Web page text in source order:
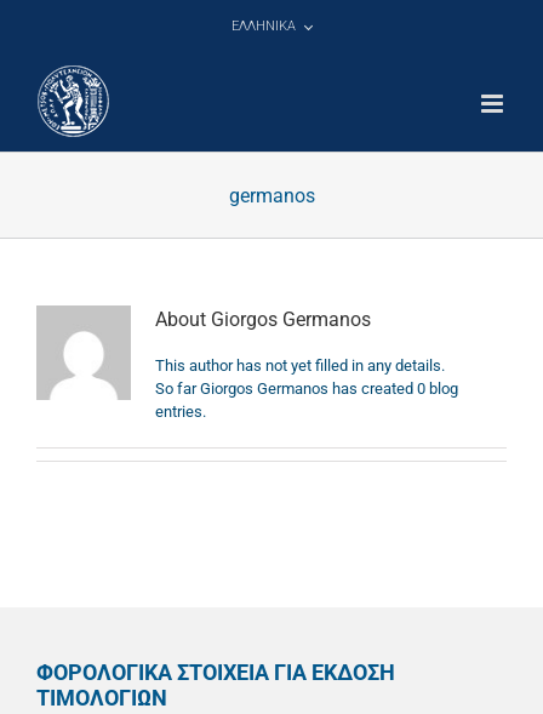
ΕΛΛΗΝΙΚΑ
germanos
About Giorgos Germanos
This author has not yet filled in any details.
So far Giorgos Germanos has created 0 blog
entries.
ΦΟΡΟΛΟΓΙΚΑ ΣΤΟΙΧΕΙΑ ΓΙΑ ΕΚΔΟΣΗ
ΤΙΜΟΛΟΓΙΩΝ